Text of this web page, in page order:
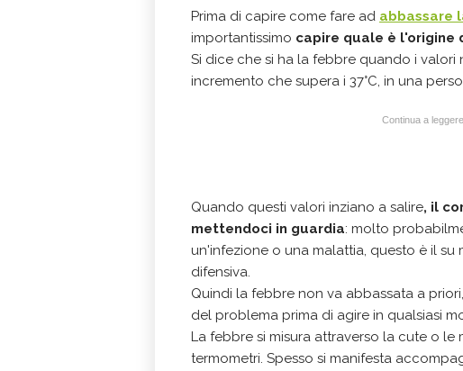
Prima di capire come fare ad abbassare
importantissimo capire quale è l'origine
Si dice che si ha la febbre quando i
incremento che supera i 37°C, in una
Continua a
Quando questi valori inziano a salire, il
mettendoci in guardia: molto
un'infezione o una malattia, questo è il
difensiva.
Quindi la febbre non va abbassata a
del problema prima di agire in qualsiasi
La febbre si misura attraverso la cute o le
termometri. Spesso si manifesta